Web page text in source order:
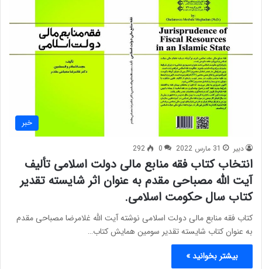
خبر
دبیر 31 مارس 2022 0
292
انتخاب کتاب فقه منابع مالی دولت اسلامی تألیف
آیت الله مصباحی مقدم به عنوان اثر شایسته تقدیر
کتاب سال حکومت اسلامی.
کتاب فقه منابع مالی دولت اسلامی نوشته آیت الله غلامرضا مصباحی مقدم
به عنوان کتاب شایسته تقدیر سومین همایش کتاب…
بیشتر بخوانید »